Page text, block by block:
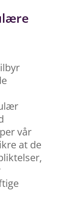
vår
at de